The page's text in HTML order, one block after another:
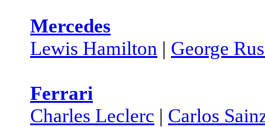
Mercedes
Lewis Hamilton | George
Ferrari
Charles Leclerc | Carlos